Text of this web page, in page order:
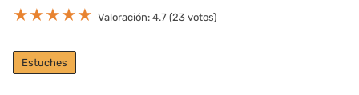
★★★★★ Valoración: 4.7 (23 votos)
Estuches